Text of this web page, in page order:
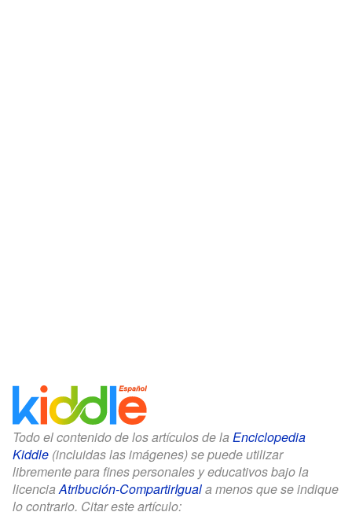
Todo el contenido de los artículos de la Enciclopedia
Kiddle (incluidas las imágenes) se puede utilizar
libremente para fines personales y educativos bajo la
licenciaAtribución-CompartirIguala menos que se indique
lo contrario. Citar este artículo: